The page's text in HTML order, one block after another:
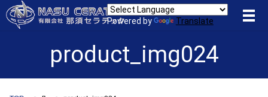
Powered by Translate メ
product_img024